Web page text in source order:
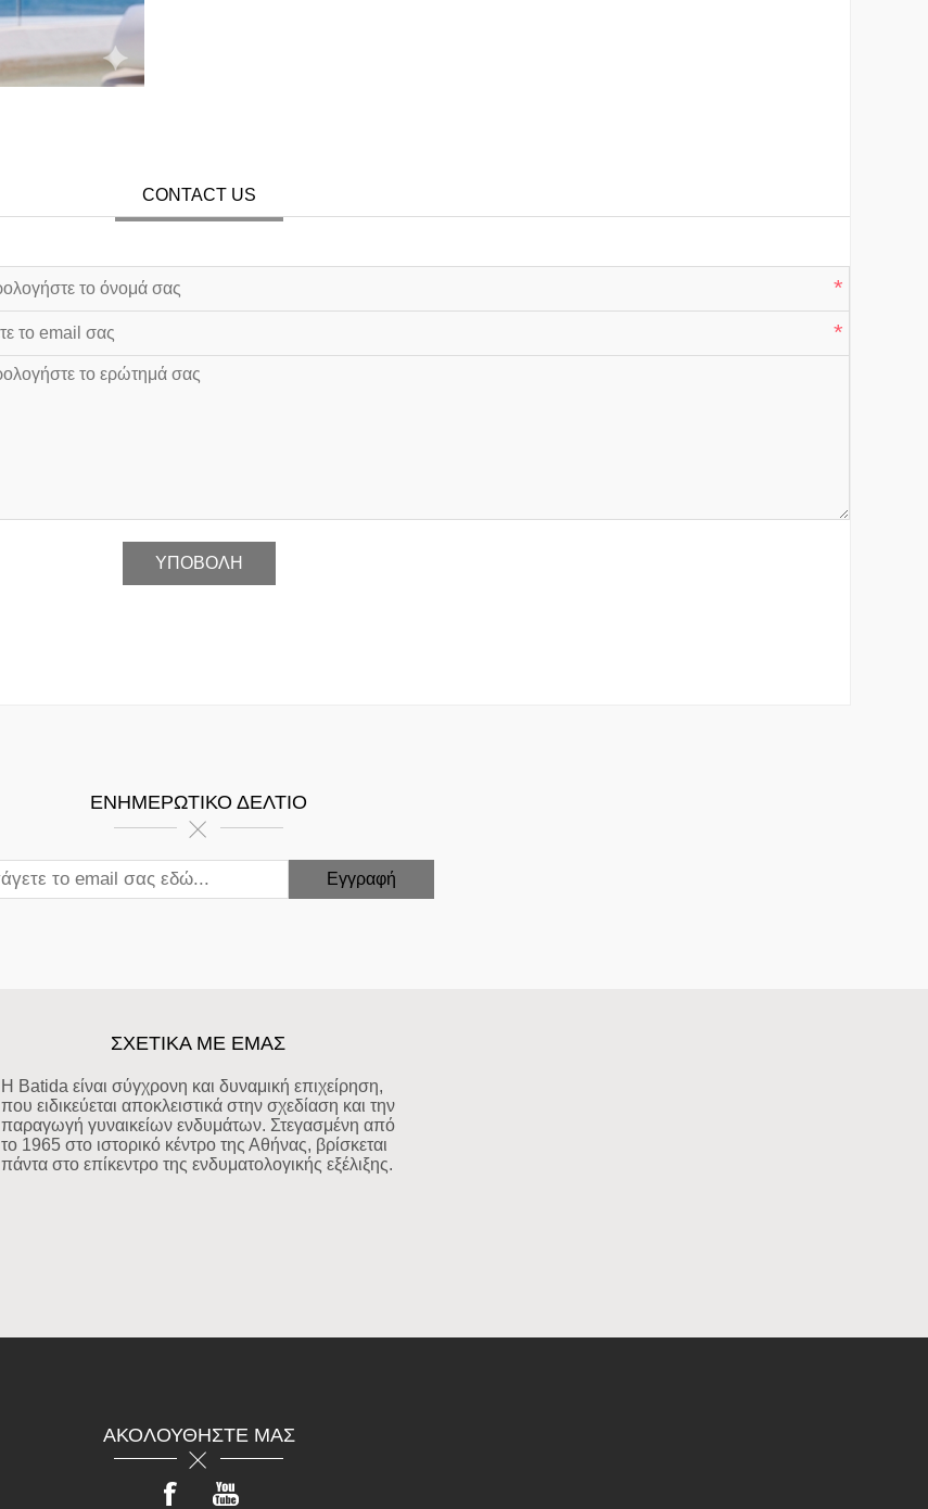
CONTACT US
*
*
ΕΝΗΜΕΡΩΤΙΚΌ ΔΕΛΤΊΟ
ΣΧΕΤΙΚΑ ΜΕ ΕΜΑΣ
Η Batida είναι σύγχρονη και δυναμική επιχείρηση,
που ειδικεύεται αποκλειστικά στην σχεδίαση και την
παραγωγή γυναικείων ενδυμάτων. Στεγασμένη από
το 1965 στο ιστορικό κέντρο της Αθήνας, βρίσκεται
πάντα στο επίκεντρο της ενδυματολογικής εξέλιξης.
ΑΚΟΛΟΥΘΉΣΤΕ ΜΑΣ